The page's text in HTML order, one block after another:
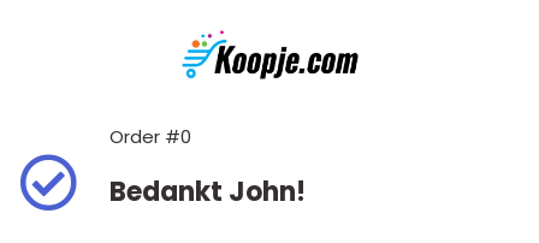
Order #0
Bedankt John!